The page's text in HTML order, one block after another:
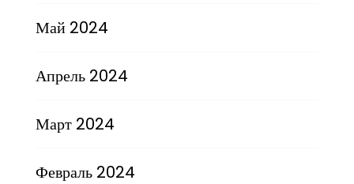
Май 2024
Апрель 2024
Март 2024
Февраль 2024